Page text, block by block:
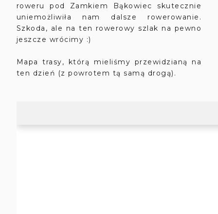
roweru pod Zamkiem Bąkowiec skutecznie
uniemożliwiła nam dalsze rowerowanie.
Szkoda, ale na ten rowerowy szlak na pewno
jeszcze wrócimy :)
Mapa trasy, którą mieliśmy przewidzianą na
ten dzień (z powrotem tą samą drogą).